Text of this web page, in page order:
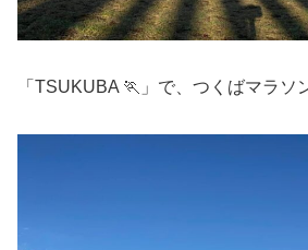
「TSUKUBA 🏃」で、つくばマラソ